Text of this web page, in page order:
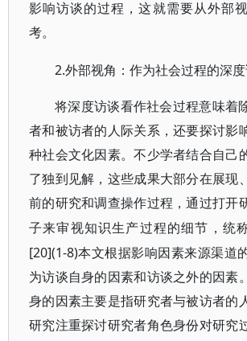
影响访谈的过程，这就需要从外部
考。
2.外部视角：作为社会过程的深
将深度访谈看作社会过程意味着
者和被访者的人际关系，还要探讨影
种社会文化因素。不少学者结合自己
了独到见解，这些成果大部分在展现
前的研究和调查操作过程，通过打开
子来审视知识生产过程的细节，统
[20](1-8)本文根据影响因素来源渠道
为访谈自身的因素和访谈之外的因素
身的因素主要是指研究者与被访者的
研究注重探讨研究者角色身份对研究